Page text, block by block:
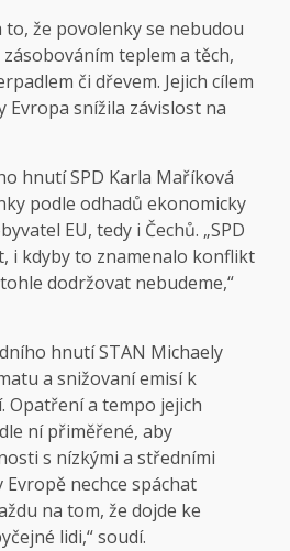
že povolenky se nebudou
teplem a těch,
či dřevem. Jejich cílem
Evropa snížila závislost na
hnutí SPD Karla Maříková
podle odhadů ekonomicky
EU, tedy i Čechů. „SPD
i kdyby to znamenalo konflikt
dodržovat nebudeme,“
hnutí STAN Michaely
a snižovaní emisí k
Opatření a tempo jejich
ní přiměřené, aby
s nízkými a středními
Evropě nechce spáchat
na tom, že dojde ke
lidi,“ soudí.